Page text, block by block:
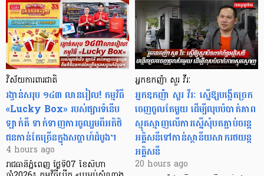
វិស័យការពារជាតិ
រង្វាន់សរុប ១៤៣ លានរៀល! កម្មវិធី
«Lucky Box» របស់ផ្សារទំនើប
ឡាក់គី ទាក់ទាញការចូលរួមពីអតិថិ
ជនកាន់តែច្រើនក្នុងសប្តាហ៍ដំបូង។
4 hours ago
រាជធានីភ្នំពេញ ថ្ងៃទី07 ខែសីហា
អ្នកឧកញ៉ា សួរ វីរៈ
អ្នកឧកញ៉ា សួរ វីរៈ ស្នើឱ្យបង្កើតច្រក
ចេញចូលតែមួយ ដើម្បីលុបបំបាត់ភាព
ស្មុគស្មាញលើការស្នើសុំបតភ្ជាប់ចរន្ត
អគ្គិសនីទៅកាន់ស្ថានីយសាករថយន្ត
អគ្គិសនី
20 hours ago